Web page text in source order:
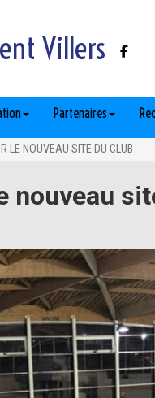
Villers
Partenaires
LE NOUVEAU SITE DU CLUB
nouveau